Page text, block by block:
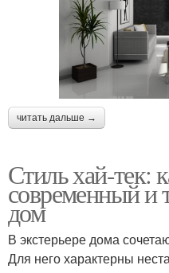
читать дальше →
Стиль хай-тек:
современный и
дом
В экстерьере дома
Для него характерны